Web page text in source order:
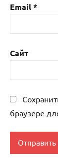
Email*
Сайт
браузере